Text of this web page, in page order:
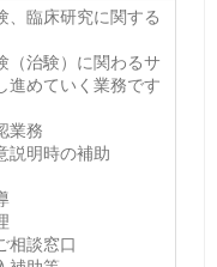
、臨床研究に関する
（治験）に関わるサ
進めていく業務です
業務
説明時の補助
相談窓口